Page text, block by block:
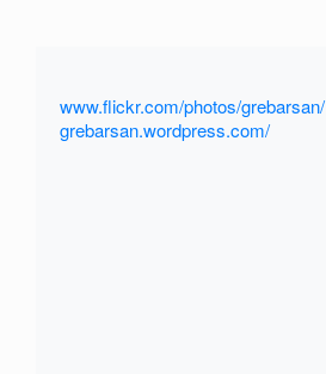
www.flickr.com/photos/grebarsan/
grebarsan.wordpress.com/